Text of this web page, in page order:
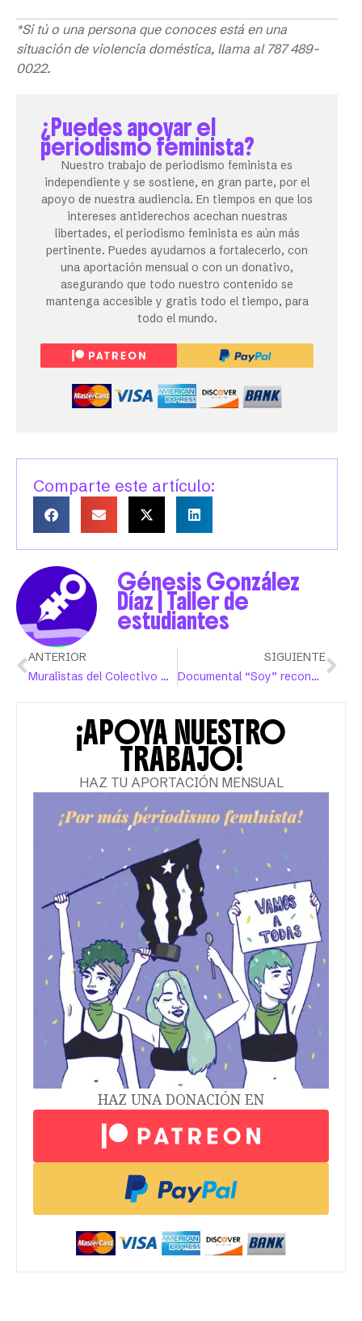
*Si tú o una persona que conoces está en una
situación de violencia doméstica, llama al 787 489-
0022.
¿Puedes apoyar el
periodismo feminista?
Nuestro trabajo de periodismo feminista es
independiente y se sostiene, en gran parte, por el
apoyo de nuestra audiencia. En tiempos en que los
intereses antiderechos acechan nuestras
libertades, el periodismo feminista es aún más
pertinente. Puedes ayudarnos a fortalecerlo, con
una aportación mensual o con un donativo,
asegurando que todo nuestro contenido se
mantenga accesible y gratis todo el tiempo, para
todo el mundo.
Comparte este artículo:
Génesis González
Díaz | Taller de
estudiantes
ANTERIOR
Muralistas del Colectivo Moriviví apuestan al arte comunitario
SIGUIENTE
Documental “Soy” reconoce trabajo de Colectivo Ilé
¡APOYA NUESTRO
TRABAJO!
HAZ TU APORTACIÓN MENSUAL
HAZ UNA DONACIÓN EN